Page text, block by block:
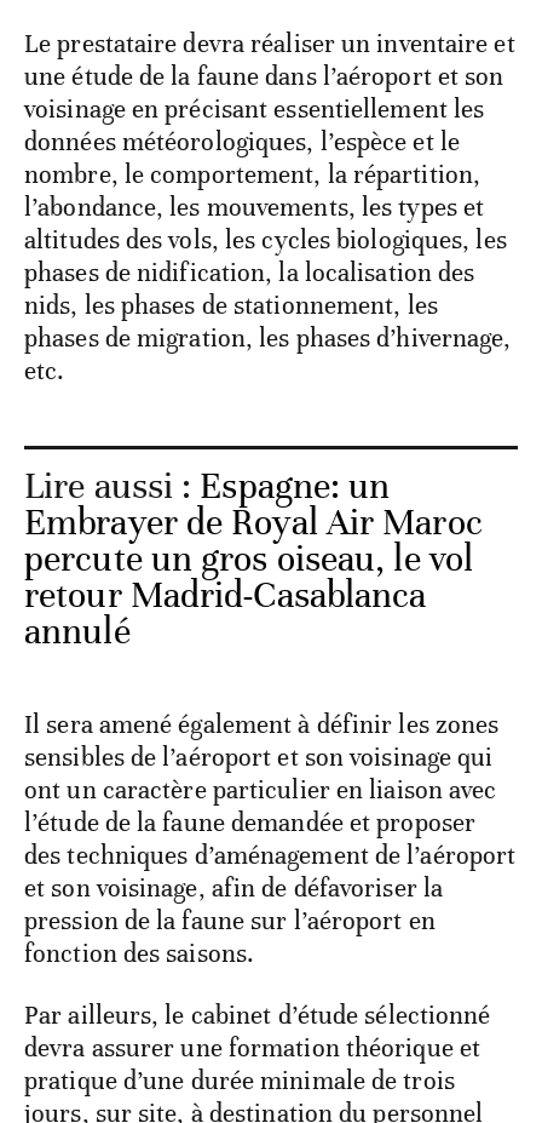
Le prestataire devra réaliser un inventaire et
une étude de la faune dans l’aéroport et son
voisinage en précisant essentiellement les
données météorologiques, l’espèce et le
nombre, le comportement, la répartition,
l’abondance, les mouvements, les types et
altitudes des vols, les cycles biologiques, les
phases de nidification, la localisation des
nids, les phases de stationnement, les
phases de migration, les phases d’hivernage,
etc.
Lire aussi : Espagne: un
Embrayer de Royal Air Maroc
percute un gros oiseau, le vol
retour Madrid-Casablanca
annulé
Il sera amené également à définir les zones
sensibles de l’aéroport et son voisinage qui
ont un caractère particulier en liaison avec
l’étude de la faune demandée et proposer
des techniques d’aménagement de l’aéroport
et son voisinage, afin de défavoriser la
pression de la faune sur l’aéroport en
fonction des saisons.
Par ailleurs, le cabinet d’étude sélectionné
devra assurer une formation théorique et
pratique d’une durée minimale de trois
jours, sur site, à destination du personnel